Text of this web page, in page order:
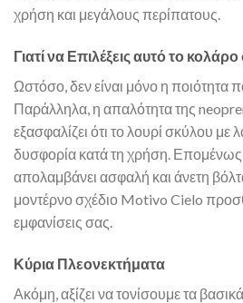
χρήση και μεγάλους περίπατους.
Γιατί να Επιλέξεις αυτό το
Ωστόσο, δεν είναι μόνο η ποιότητα
Παράλληλα, η απαλότητα της
εξασφαλίζει ότι το λουρί σκύλου με
δυσφορία κατά τη χρήση.
απολαμβάνει ασφαλή και άνετη
μοντέρνο σχέδιο Motivo Cielo
εμφανίσεις σας.
Κύρια Πλεονεκτήματα
Ακόμη, αξίζει να τονίσουμε τα